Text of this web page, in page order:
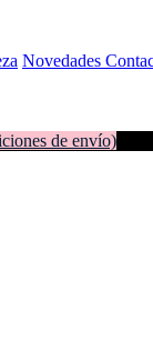
Novedades
de envío)